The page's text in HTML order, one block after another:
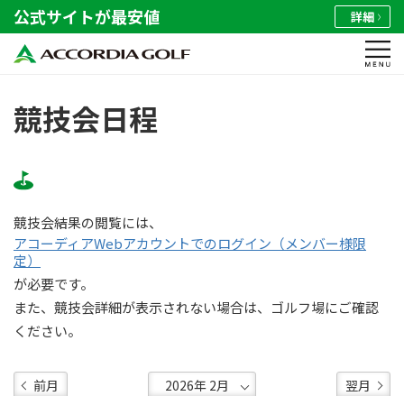
公式サイトが最安値 詳細
競技会日程
競技会結果の閲覧には、
アコーディアWebアカウントでのログイン（メンバー様限
定）
が必要です。
また、競技会詳細が表示されない場合は、ゴルフ場にご確認
ください。
前月 翌月